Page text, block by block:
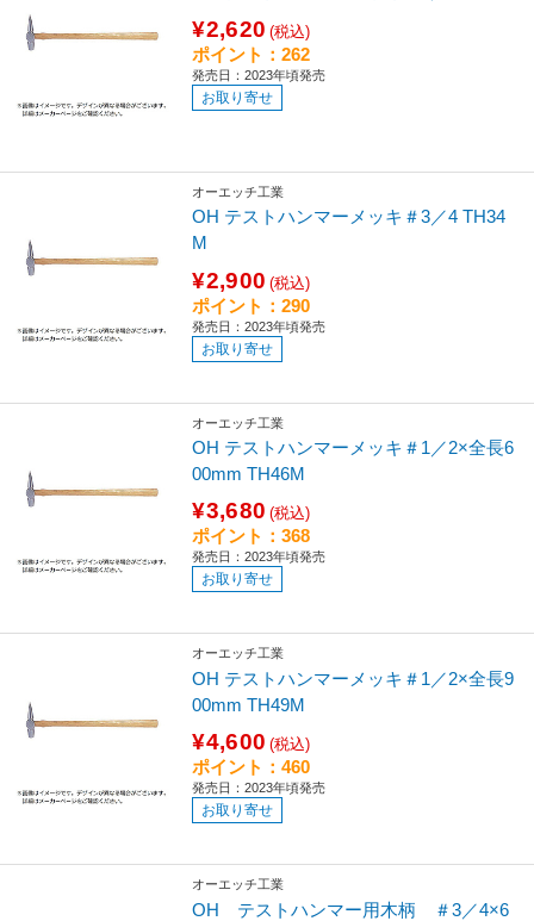
¥2,620 (税込)
ポイント：262
発売日：2023年頃発売
お取り寄せ
オーエッチ工業
OH テストハンマーメッキ＃3／4 TH34
M
¥2,900 (税込)
ポイント：290
発売日：2023年頃発売
お取り寄せ
オーエッチ工業
OH テストハンマーメッキ＃1／2×全長6
00mm TH46M
¥3,680 (税込)
ポイント：368
発売日：2023年頃発売
お取り寄せ
オーエッチ工業
OH テストハンマーメッキ＃1／2×全長9
00mm TH49M
¥4,600 (税込)
ポイント：460
発売日：2023年頃発売
お取り寄せ
オーエッチ工業
OH テストハンマー用木柄 ＃3／4×6